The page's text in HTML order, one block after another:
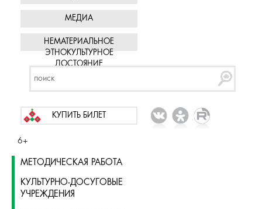
МЕДИА
НЕМАТЕРИАЛЬНОЕ
ЭТНОКУЛЬТУРНОЕ
ДОСТОЯНИЕ
КУПИТЬ БИЛЕТ
6+
МЕТОДИЧЕСКАЯ РАБОТА
КУЛЬТУРНО-ДОСУГОВЫЕ
УЧРЕЖДЕНИЯ